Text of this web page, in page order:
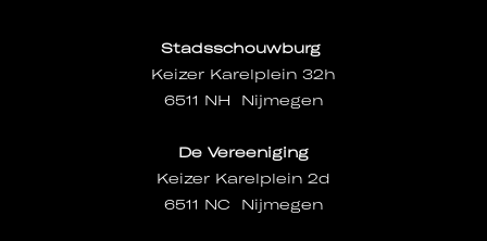
Stadsschouwburg
Keizer Karelplein 32h
6511 NH Nijmegen
De Vereeniging
Keizer Karelplein 2d
6511 NC Nijmegen